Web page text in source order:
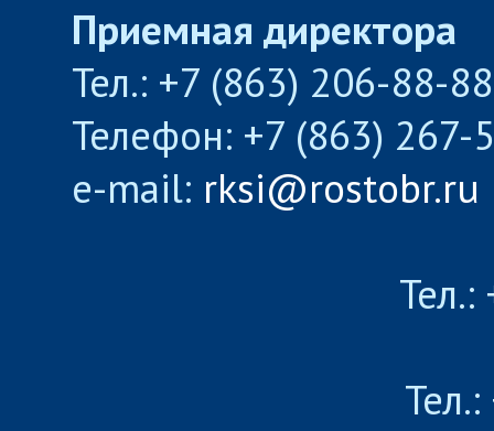
Приемная директора
Тел.: +7 (863) 206-88-
Телефон: +7 (863) 267-
e-mail: rksi@rostobr.ru